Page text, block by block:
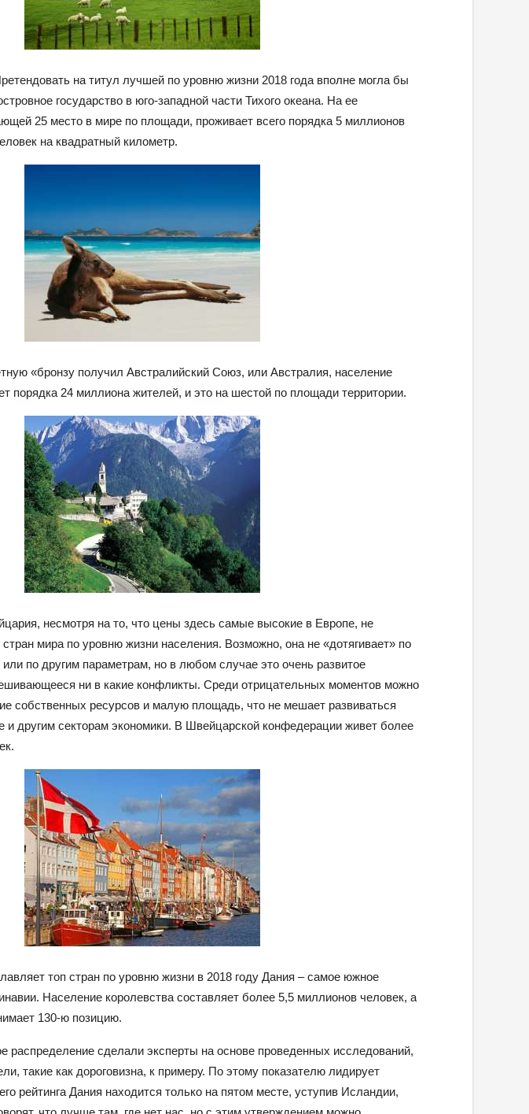
на титул лучшей по уровню жизни 2018 года вполне могла бы
государство в юго-западной части Тихого океана. На ее
25 место в мире по площади, проживает всего порядка 5 миллионов
на квадратный километр.
«бронзу получил Австралийский Союз, или Австралия, население
порядка 24 миллиона жителей, и это на шестой по площади территории.
несмотря на то, что цены здесь самые высокие в Европе, не
стран мира по уровню жизни населения. Возможно, она не «дотягивает» по
по другим параметрам, но в любом случае это очень развитое
ни в какие конфликты. Среди отрицательных моментов можно
собственных ресурсов и малую площадь, что не мешает развиваться
и другим секторам экономики. В Швейцарской конфедерации живет более
топ стран по уровню жизни в 2018 году Дания – самое южное
Население королевства составляет более 5,5 миллионов человек, а
130-ю позицию.
распределение сделали эксперты на основе проведенных исследований,
такие как дороговизна, к примеру. По этому показателю лидирует
рейтинга Дания находится только на пятом месте, уступив Исландии,